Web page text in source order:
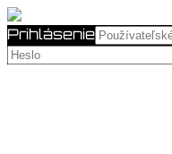
Prihlásenie